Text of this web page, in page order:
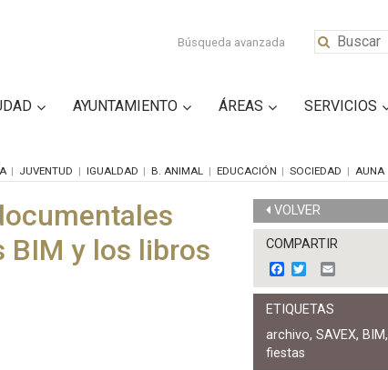
Búsqueda avanzada
AYUNTAMIENTO ÁREAS SERVICIOS
JUVENTUD IGUALDAD B. ANIMAL EDUCACIÓN SOCIEDAD AUNA
BIM y los libros
VOLVER
COMPARTIR
F
a
c
e
b
o
o
w
i
t
e
m
a
l
ETIQUETAS
archivo,SAVEX, BIM,
fiestas